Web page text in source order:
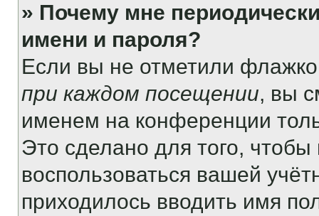
» Почему мне
имени и пароля?
Если вы не отметили
при каждом посещении, вы
именем на конференции
Это сделано для того, чтобы
воспользоваться вашей
приходилось вводить имя